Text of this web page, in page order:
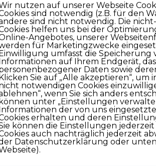
nutzen auf unserer Webseite
sind notwendig (z.B. für den
sind nicht notwendig. Die
helfen uns bei der
Angebotes, unserer
für Marketingzwecke
umfasst die Speicherung
auf Ihrem Endgerät,
Daten sowie
Sie auf „Alle akzeptieren“, um
notwendigen Cookies
wenn Sie sich anders
können unter „Einstellungen
der von uns
erhalten und deren
können die Einstellungen
auch nachträglich jederzeit
Datenschutzerklärung oder